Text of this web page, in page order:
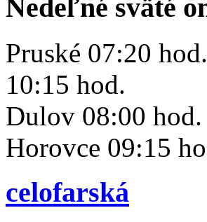
Nedeľné sväté
Pruské 07:20
10:15 hod.
Dulov 08:00 hod.
Horovce 09:15
celofarská